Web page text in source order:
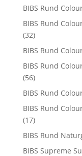
BIBS Rund
BIBS Rund
(32)
BIBS Rund
BIBS Rund
(56)
BIBS Rund
BIBS Rund
(17)
BIBS Rund
BIBS Supreme